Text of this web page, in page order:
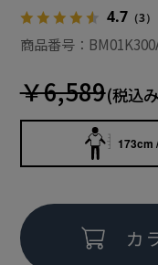
4.7（3）
商品番号：
￥6,589(税込
173cm
カ